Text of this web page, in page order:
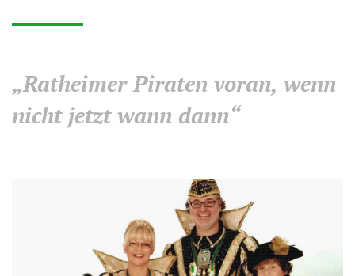
„Ratheimer Piraten voran, wenn
nicht jetzt wann dann“